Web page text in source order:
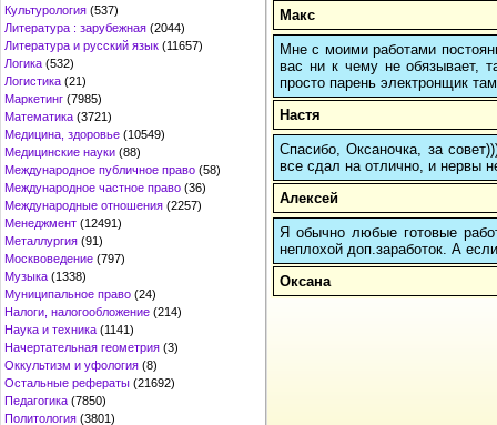
Культурология (537)
Литература : зарубежная (2044)
Литература и русский язык (11657)
Логика (532)
Логистика (21)
Маркетинг (7985)
Математика (3721)
Медицина, здоровье (10549)
Медицинские науки (88)
Международное публичное право (58)
Международное частное право (36)
Международные отношения (2257)
Менеджмент (12491)
Металлургия (91)
Москвоведение (797)
Музыка (1338)
Муниципальное право (24)
Налоги, налогообложение (214)
Наука и техника (1141)
Начертательная геометрия (3)
Оккультизм и уфология (8)
Остальные рефераты (21692)
Педагогика (7850)
Политология (3801)
Макс
Мне с моими работами
вас ни к чему не обязывает,
просто парень электронщик
Настя
Спасибо, Оксаночка, за
все сдал на отлично, и нервы
Алексей
Я обычно любые готовые
неплохой доп.заработок. А
Оксана